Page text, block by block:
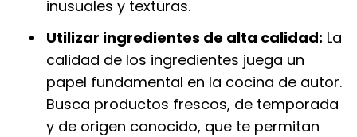
inusuales y texturas.
Utilizar ingredientes de alta calidad: La
calidad de los ingredientes juega un
papel fundamental en la cocina de autor.
Busca productos frescos, de temporada
y de origen conocido, que te permitan